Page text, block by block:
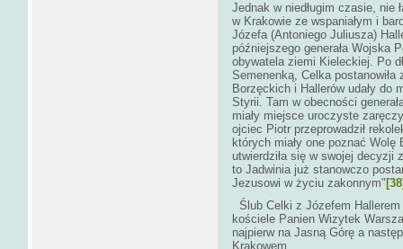
Jednak w niedługim czasie, nie
w Krakowie ze wspaniałym i
Józefa (Antoniego Juliusza)
późniejszego generała Wojska
obywatela ziemi Kieleckiej. Po
Semenenką, Celka
Borzęckich i Hallerów udały do
Styrii. Tam w obecności
miały miejsce uroczyste
ojciec Piotr przeprowadził
których miały one poznać
utwierdziła się w swojej decyzji
to Jadwinia już stanowczo
Jezusowi w życiu zakonnym"
Ślub Celki z Józefem
kościele Panien Wizytek
najpierw na Jasną Górę a
Krakowem.